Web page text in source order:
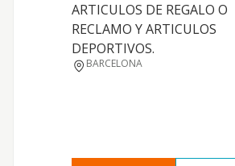
ARTICULOS DE REGALO O
RECLAMO Y ARTICULOS
DEPORTIVOS.
BARCELONA